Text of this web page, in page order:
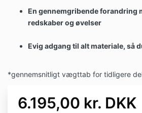
En gennemgribende forandring
redskaber og øvelser
Evig adgang til alt materiale, så
*gennemsnitligt vægttab for tidligere
6.195,00 kr. DKK